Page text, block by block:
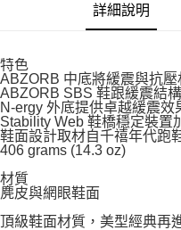
詳細說明
特色
ABZORB 中底將緩震與抗
ABZORB SBS 鞋跟緩震結
N-ergy 外底提供卓越緩震效
Stability Web 鞋橋穩定裝置
鞋面設計取材自千禧年代跑
406 grams (14.3 oz)
材質
麂皮與網眼鞋面
頂級鞋面材質，美型經典再